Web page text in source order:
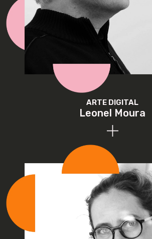
ARTE DIGITAL
Leonel Moura
Leonel Moura é um artista
campo da robótica e da
aplicadas à arte. Desenvolveu
incluindo o primeiro braço robótico
pinturas únicas com base num
formigas". As suas criações
internacionalmente (American
History, em Nova Iorque; Grand
UCCA, em Pequim).